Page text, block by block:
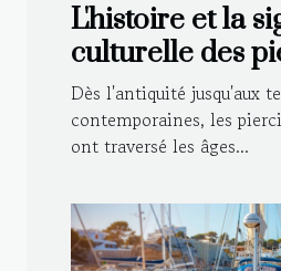
L'histoire et la
culturelle des
langue
Dès l'antiquité jusqu'aux
contemporaines, les
ont traversé les âges...